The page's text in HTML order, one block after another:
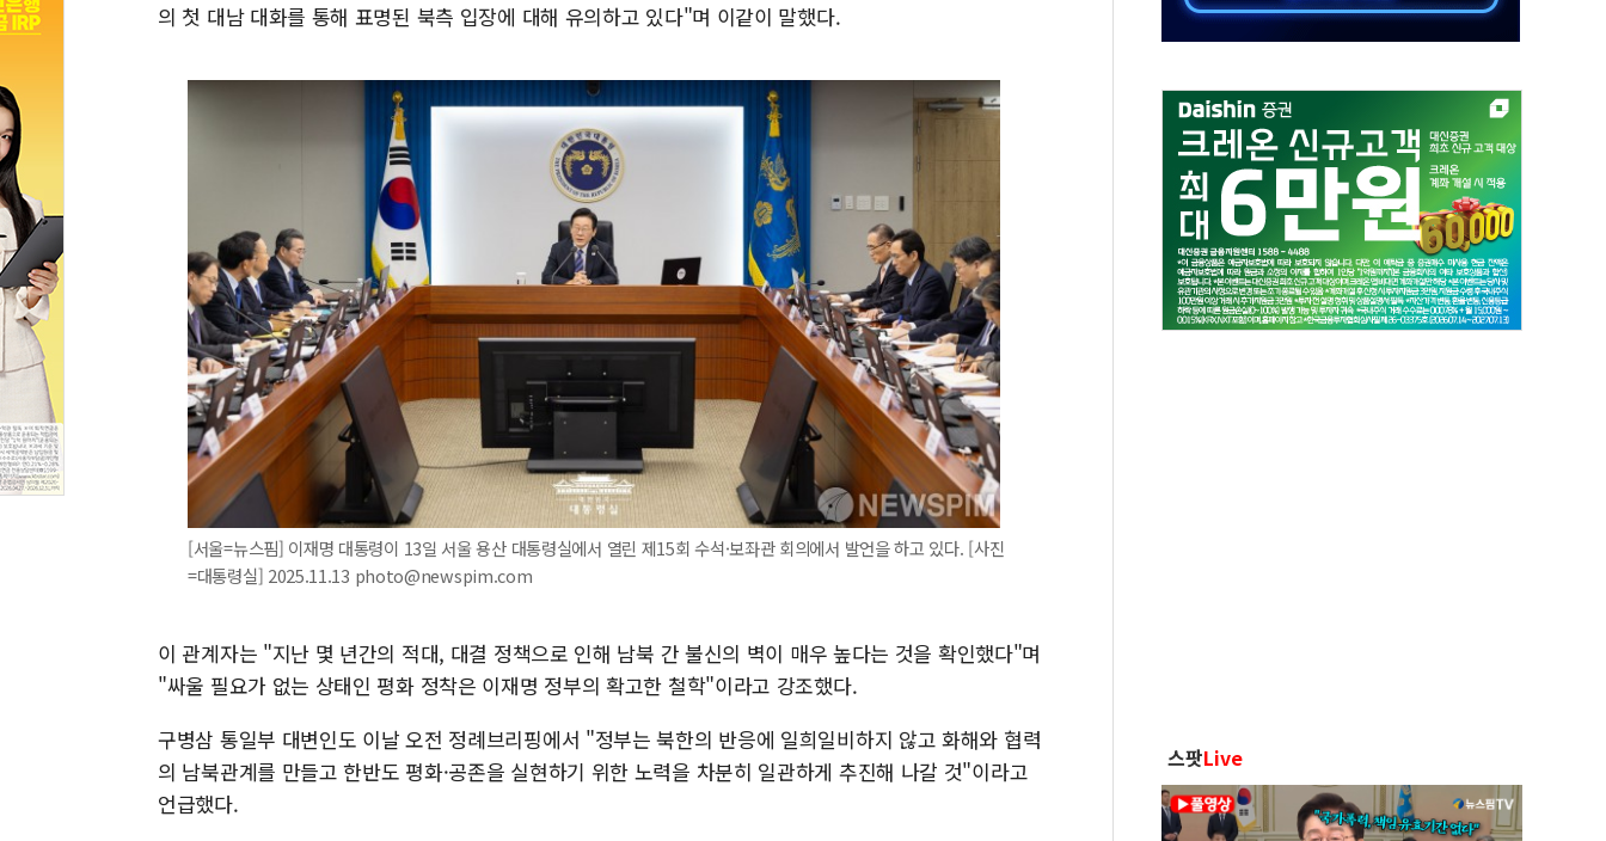
의 첫 대남 대화를 통해 표명된 북측 입장에 대해 유의하고 있다"며 이같이 말했다.
[서울=뉴스핌] 이재명 대통령이 13일 서울 용산 대통령실에서 열린 제15회 수석·보좌관 회의에서 발언을 하고 있다. [사진
=대통령실] 2025.11.13 photo@newspim.com
이 관계자는 "지난 몇 년간의 적대, 대결 정책으로 인해 남북 간 불신의 벽이 매우 높다는 것을 확인했다"며
"싸울 필요가 없는 상태인 평화 정착은 이재명 정부의 확고한 철학"이라고 강조했다.
구병삼 통일부 대변인도 이날 오전 정례브리핑에서 "정부는 북한의 반응에 일희일비하지 않고 화해와 협력
의 남북관계를 만들고 한반도 평화·공존을 실현하기 위한 노력을 차분히 일관하게 추진해 나갈 것"이라고
언급했다.
스팟Live